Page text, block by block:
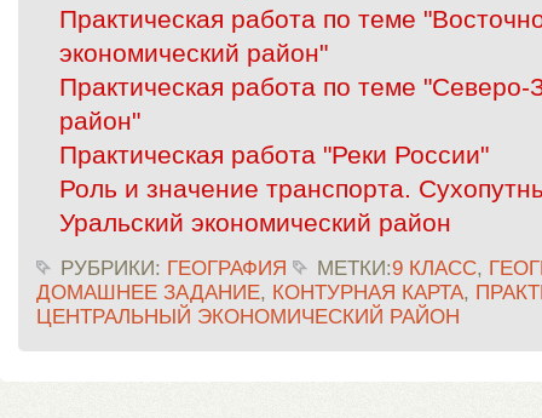
Практическая работа по теме
экономический район"
Практическая работа по теме
район"
Практическая работа "Реки России"
Роль и значение транспорта.
Уральский экономический район
РУБРИКИ: ГЕОГРАФИЯ МЕТКИ:9 КЛАСС,
ДОМАШНЕЕ ЗАДАНИЕ, КОНТУРНАЯ КАРТА,
ЦЕНТРАЛЬНЫЙ ЭКОНОМИЧЕСКИЙ РАЙОН